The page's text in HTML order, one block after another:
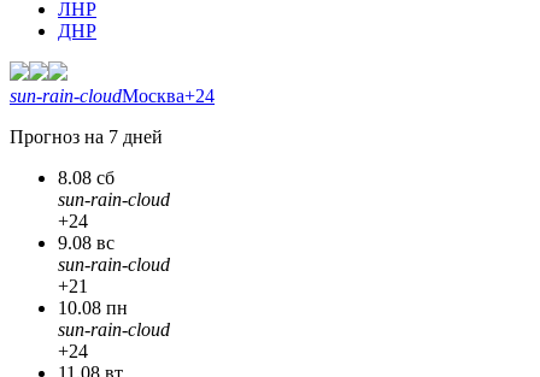
ЛНР
ДНР
sun-rain-cloudМосква+24
Прогноз на 7 дней
8.08 сб
sun-rain-cloud
+24
9.08 вс
sun-rain-cloud
+21
10.08 пн
sun-rain-cloud
+24
11.08 вт